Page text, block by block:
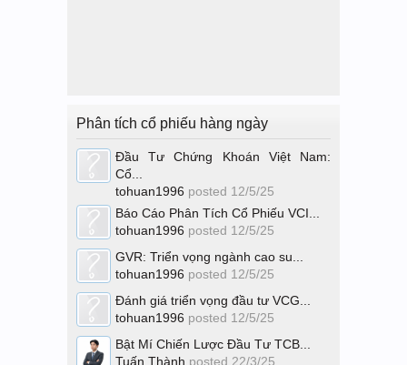
Phân tích cổ phiếu hàng ngày
Đầu Tư Chứng Khoán Việt Nam:
Cổ...
tohuan1996 posted 12/5/25
Báo Cáo Phân Tích Cổ Phiếu VCI...
tohuan1996 posted 12/5/25
GVR: Triển vọng ngành cao su...
tohuan1996 posted 12/5/25
Đánh giá triển vọng đầu tư VCG...
tohuan1996 posted 12/5/25
Bật Mí Chiến Lược Đầu Tư TCB...
Tuấn Thành posted 22/3/25